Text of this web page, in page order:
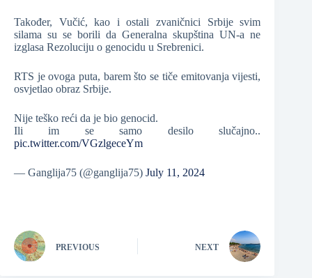
Također, Vučić, kao i ostali zvaničnici Srbije svim
silama su se borili da Generalna skupština UN-a ne
izglasa Rezoluciju o genocidu u Srebrenici.
RTS je ovoga puta, barem što se tiče emitovanja vijesti,
osvjetlao obraz Srbije.
Nije teško reći da je bio genocid.
Ili im se samo desilo slučajno..
pic.twitter.com/VGzlgeceYm
— Ganglija75 (@ganglija75) July 11, 2024
PREVIOUS NEXT